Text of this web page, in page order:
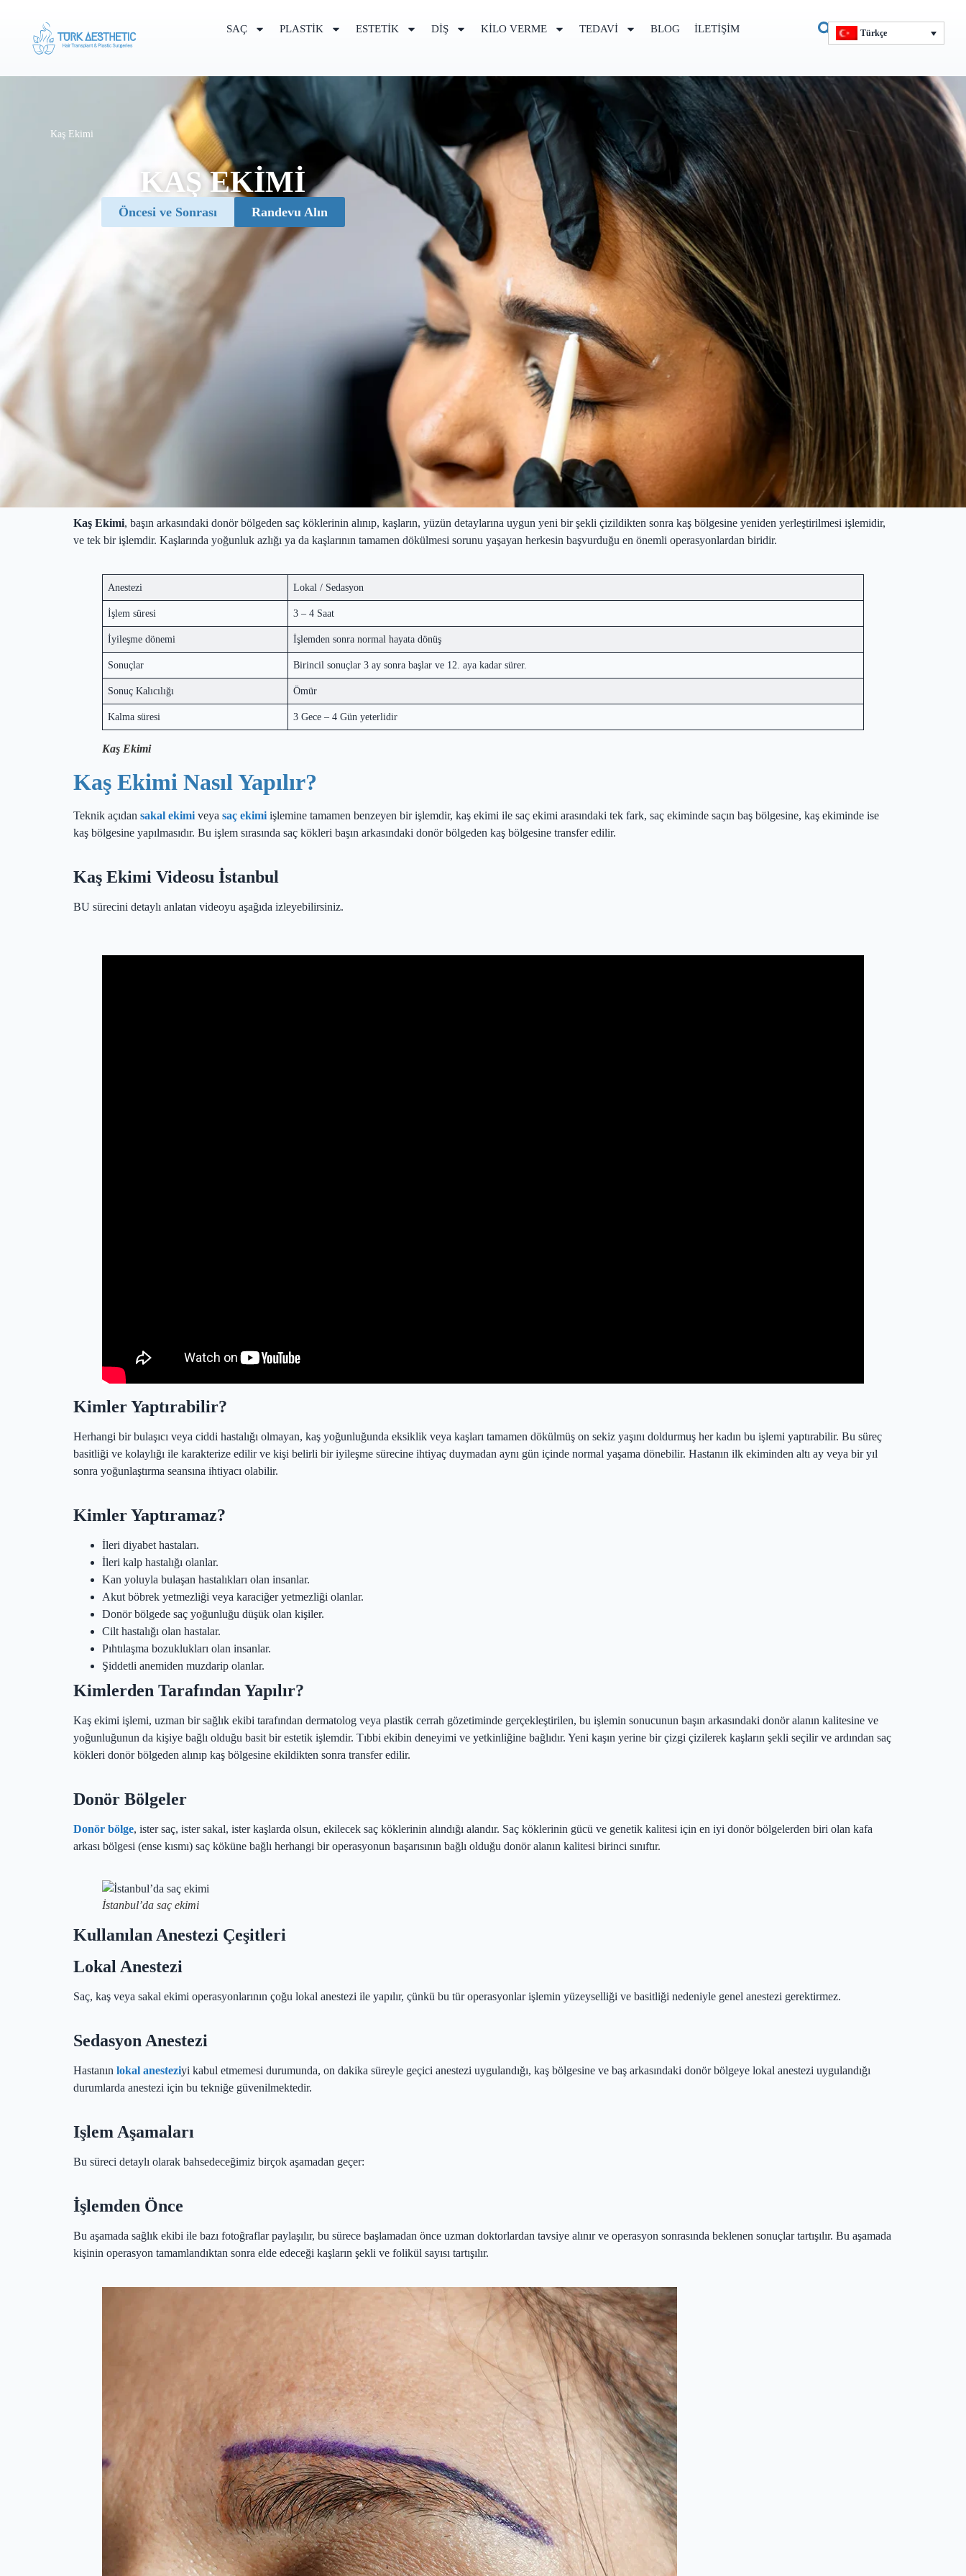
SAÇ PLASTIK ESTETIK DIŞ KILO VERME TEDAVI BLOG İLETIŞIM Türkçe
Kaş Ekimi
KAŞ EKIMI
Öncesi ve Sonrası Randevu Alın
Kaş Ekimi, başın arkasındaki donör bölgeden saç köklerinin alınıp, kaşların, yüzün detaylarına uygun yeni bir şekli çizildikten sonra kaş bölgesine yeniden yerleştirilmesi işlemidir,
ve tek bir işlemdir. Kaşlarında yoğunluk azlığı ya da kaşlarının tamamen dökülmesi sorunu yaşayan herkesin başvurduğu en önemli operasyonlardan biridir.
Anestezi Lokal / Sedasyon
İşlem süresi 3 – 4 Saat
İyileşme dönemi İşlemden sonra normal hayata dönüş
Sonuçlar Birincil sonuçlar 3 ay sonra başlar ve 12. aya kadar sürer.
Sonuç Kalıcılığı Ömür
Kalma süresi 3 Gece – 4 Gün yeterlidir
Kaş Ekimi
Kaş Ekimi Nasıl Yapılır?
Teknik açıdan sakal ekimi veya saç ekimi işlemine tamamen benzeyen bir işlemdir, kaş ekimi ile saç ekimi arasındaki tek fark, saç ekiminde saçın baş bölgesine, kaş ekiminde ise
kaş bölgesine yapılmasıdır. Bu işlem sırasında saç kökleri başın arkasındaki donör bölgeden kaş bölgesine transfer edilir.
Kaş Ekimi Videosu İstanbul
BU sürecini detaylı anlatan videoyu aşağıda izleyebilirsiniz.
Kaş Ekimi
Kimler Yaptırabilir?
Herhangi bir bulaşıcı veya ciddi hastalığı olmayan, kaş yoğunluğunda eksiklik veya kaşları tamamen dökülmüş on sekiz yaşını doldurmuş her kadın bu işlemi yaptırabilir. Bu süreç
basitliği ve kolaylığı ile karakterize edilir ve kişi belirli bir iyileşme sürecine ihtiyaç duymadan aynı gün içinde normal yaşama dönebilir. Hastanın ilk ekiminden altı ay veya bir yıl
sonra yoğunlaştırma seansına ihtiyacı olabilir.
Kimler Yaptıramaz?
İleri diyabet hastaları.
İleri kalp hastalığı olanlar.
Kan yoluyla bulaşan hastalıkları olan insanlar.
Akut böbrek yetmezliği veya karaciğer yetmezliği olanlar.
Donör bölgede saç yoğunluğu düşük olan kişiler.
Cilt hastalığı olan hastalar.
Pıhtılaşma bozuklukları olan insanlar.
Şiddetli anemiden muzdarip olanlar.
Kimlerden Tarafından Yapılır?
Kaş ekimi işlemi, uzman bir sağlık ekibi tarafından dermatolog veya plastik cerrah gözetiminde gerçekleştirilen, bu işlemin sonucunun başın arkasındaki donör alanın kalitesine ve
yoğunluğunun da kişiye bağlı olduğu basit bir estetik işlemdir. Tıbbi ekibin deneyimi ve yetkinliğine bağlıdır. Yeni kaşın yerine bir çizgi çizilerek kaşların şekli seçilir ve ardından saç
kökleri donör bölgeden alınıp kaş bölgesine ekildikten sonra transfer edilir.
Donör Bölgeler
Donör bölge, ister saç, ister sakal, ister kaşlarda olsun, ekilecek saç köklerinin alındığı alandır. Saç köklerinin gücü ve genetik kalitesi için en iyi donör bölgelerden biri olan kafa
arkası bölgesi (ense kısmı) saç köküne bağlı herhangi bir operasyonun başarısının bağlı olduğu donör alanın kalitesi birinci sınıftır.
İstanbul’da saç ekimi
Kullanılan Anestezi Çeşitleri
Lokal Anestezi
Saç, kaş veya sakal ekimi operasyonlarının çoğu lokal anestezi ile yapılır, çünkü bu tür operasyonlar işlemin yüzeyselliği ve basitliği nedeniyle genel anestezi gerektirmez.
Sedasyon Anestezi
Hastanın lokal anesteziyi kabul etmemesi durumunda, on dakika süreyle geçici anestezi uygulandığı, kaş bölgesine ve baş arkasındaki donör bölgeye lokal anestezi uygulandığı
durumlarda anestezi için bu tekniğe güvenilmektedir.
Işlem Aşamaları
Bu süreci detaylı olarak bahsedeceğimiz birçok aşamadan geçer:
İşlemden Önce
Bu aşamada sağlık ekibi ile bazı fotoğraflar paylaşılır, bu sürece başlamadan önce uzman doktorlardan tavsiye alınır ve operasyon sonrasında beklenen sonuçlar tartışılır. Bu aşamada
kişinin operasyon tamamlandıktan sonra elde edeceği kaşların şekli ve folikül sayısı tartışılır.